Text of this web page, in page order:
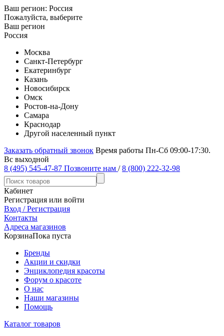
Ваш регион: Россия
Пожалуйста, выберите
Ваш регион
Россия
Москва
Санкт-Петербург
Екатеринбург
Казань
Новосибирск
Омск
Ростов-на-Дону
Самара
Краснодар
Другой населенный пункт
Заказать обратный звонок Время работы Пн-Сб 09:00-17:30.
Вс выходной
8 (495) 545-47-87 Позвоните нам / 8 (800) 222-32-98
Кабинет
Регистрация или войти
Вход / Регистрация
Контакты
Адреса магазинов
КорзинаПока пуста
Бренды
Акции и скидки
Энциклопедия красоты
Форум о красоте
О нас
Наши магазины
Помощь
Каталог товаров